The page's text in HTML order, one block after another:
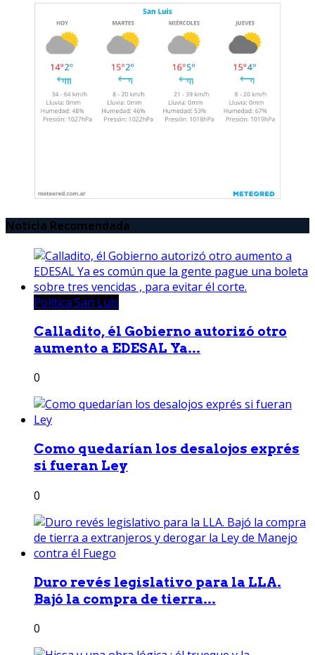
Noticia Recomendada
Política San Luis
Calladito, él Gobierno autorizó otro
aumento a EDESAL Ya...
0
Como quedarían los desalojos exprés
si fueran Ley
0
Duro revés legislativo para la LLA.
Bajó la compra de tierra...
0